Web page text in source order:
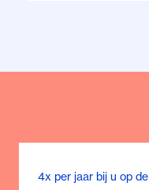
4x per jaar bij u op